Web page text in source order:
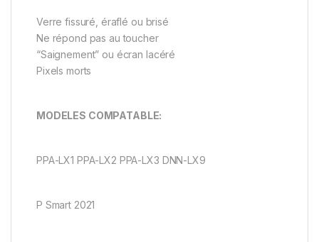
Verre fissuré, éraflé ou brisé
Ne répond pas au toucher
“Saignement” ou écran lacéré
Pixels morts
MODELES COMPATABLE:
PPA-LX1 PPA-LX2 PPA-LX3 DNN-LX9
P Smart 2021